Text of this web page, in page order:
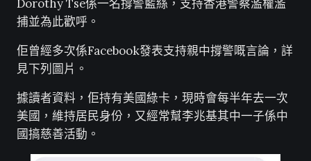
Dorothy Tse係一名撐警藍絲，支持香港警察濫權濫
捕並為此歡呼。
佢曾經多次係Facebook發表支持親中撐警嘅言論，詳
見下列圖片。
據讀者資料，佢持有美國綠卡，現時會每半年去一次
美國，維持居民身份，又經常幫李兆基其中一子係中
國搞慈善活動。